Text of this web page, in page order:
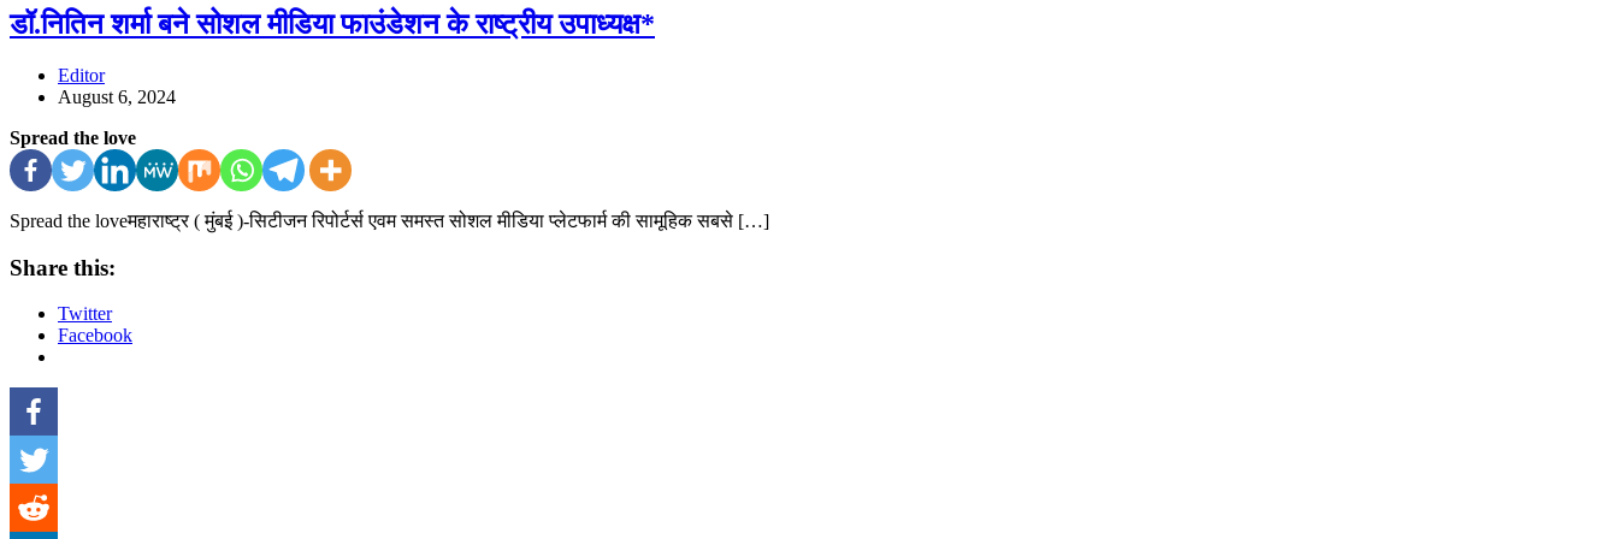
डॉ.नितिन शर्मा बने सोशल मीडिया फाउंडेशन के राष्ट्रीय उपाध्यक्ष*
Editor
August 6, 2024
Spread the love
Spread the loveमहाराष्ट्र ( मुंबई )-सिटीजन रिपोर्टर्स एवम समस्त सोशल मीडिया प्लेटफार्म की सामूहिक सबसे […]
Share this:
Twitter
Facebook